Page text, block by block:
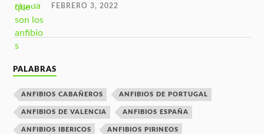
FEBRERO 3, 2022
PALABRAS
ANFIBIOS CABAÑEROS ANFIBIOS DE PORTUGAL
ANFIBIOS DE VALENCIA ANFIBIOS ESPAÑA
ANFIBIOS IBERICOS ANFIBIOS PIRINEOS